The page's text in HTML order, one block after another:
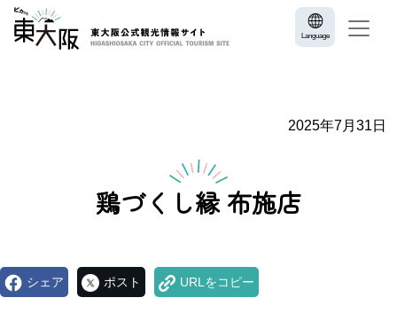
Language
2025年7月31日
鶏づくし縁 布施店​
シェア ポスト URLをコピー